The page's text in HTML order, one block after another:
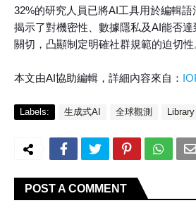
32%的研究人員已將AI工具用於編輯
揭示了對機密性、數據隱私及AI能否
關切，凸顯制定明確社群規範的迫切性
本文由AI協助編輯，詳細內容來自：
Labels: 生成式AI 全球觀測
POST A COMMENT